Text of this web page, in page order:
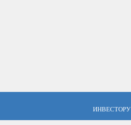
ИНВЕСТОРУ